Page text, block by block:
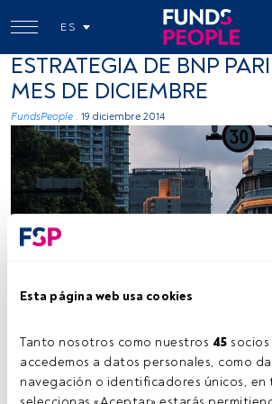
Esta página web usa cookies
Tanto nosotros como nuestros 45
accedemos a datos personales, como
navegación o identificadores únicos, en
ES
ESTRATEGIA DE BNP
MES DE DICIEMBRE
FundsPeople . 19 diciembre 2014
Tiempo lectura:21 s.
n el video de Estrategia de